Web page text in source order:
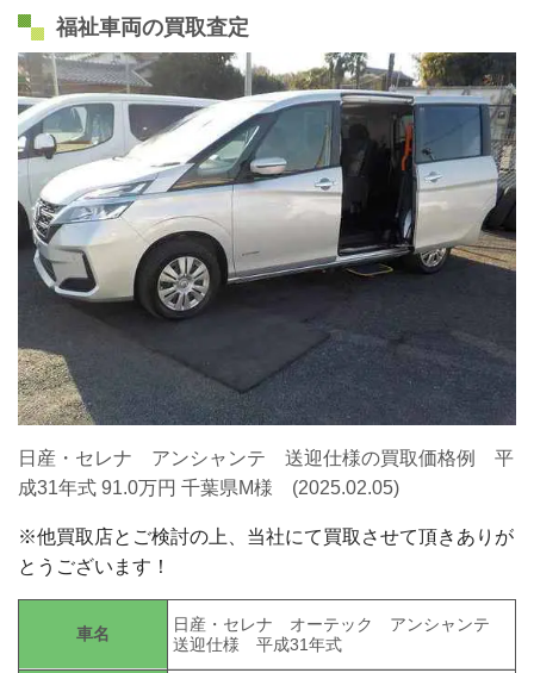
福祉車両の買取査定
日産・セレナ アンシャンテ 送迎仕様の買取価格例 平
成31年式 91.0万円 千葉県M様 (2025.02.05)
※他買取店とご検討の上、当社にて買取させて頂きありが
とうございます！
車名
日産・セレナ オーテック アンシャンテ
送迎仕様 平成31年式